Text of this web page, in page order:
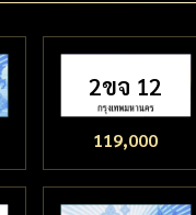
2ขจ 12
119,000